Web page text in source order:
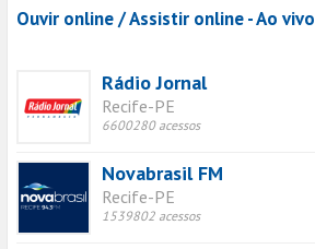
Ouvir online / Assistir online - Ao vivo
Rádio Jornal
Recife-PE
6600280 acessos
Novabrasil FM
Recife-PE
1539802 acessos